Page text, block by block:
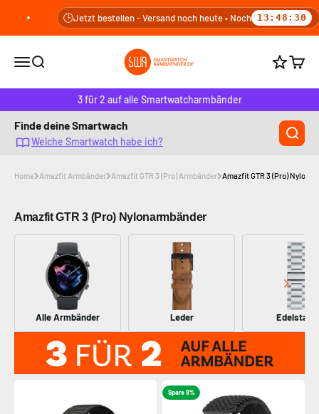
Zum Inhalt springen
🕒 Jetzt bestellen - Versand noch heute • Noch 13:48:29
Navigationsmenü öffnen
Suche öffnen
smartwatcharmbaender.de
Punkte
3 für 2 auf alle Smartwatcharmbänder
Finde deine Smartwach
Welche Smartwatch habe ich?
Home Amazfit Armbänder Amazfit GTR 3 (Pro) Armbänder Amazfit GTR 3 (Pro)
Amazfit GTR 3 (Pro) Nylonarmbänder
Alle Armbänder Leder Edelstahl
Spare 9%